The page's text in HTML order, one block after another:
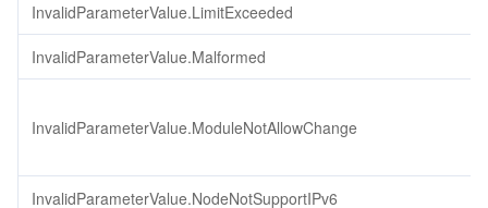
InvalidParameterValue.LimitExceeded
InvalidParameterValue.Malformed
InvalidParameterValue.ModuleNotAllowChange
InvalidParameterValue.NodeNotSupportIPv6